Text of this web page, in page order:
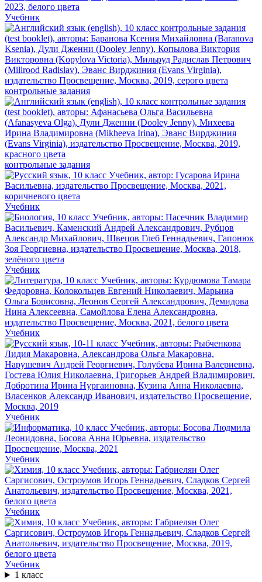
Учебник
контрольные задания
контрольные задания
Учебник
Учебник
Учебник
Учебник
Учебник
Учебник
Учебник
1 класс